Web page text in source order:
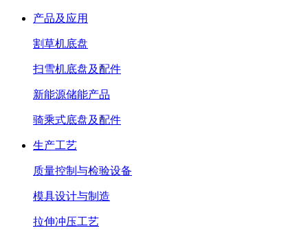
产品及应用
割草机底盘
扫雪机底盘及配件
新能源储能产品
骑乘式底盘及配件
生产工艺
质量控制与检验设备
模具设计与制造
拉伸冲压工艺